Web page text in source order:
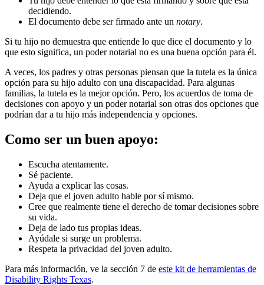
decidiendo.
El documento debe ser firmado ante un notary.
Si tu hijo no demuestra que entiende lo que dice el documento y lo
que esto significa, un poder notarial no es una buena opción para él.
A veces, los padres y otras personas piensan que la tutela es la única
opción para su hijo adulto con una discapacidad. Para algunas
familias, la tutela es la mejor opción. Pero, los acuerdos de toma de
decisiones con apoyo y un poder notarial son otras dos opciones que
podrían dar a tu hijo más independencia y opciones.
​​​​​​​Como ser un buen apoyo:
Escucha atentamente.
Sé paciente.
Ayuda a explicar las cosas.
Deja que el joven adulto hable por sí mismo.
Cree que realmente tiene el derecho de tomar decisiones sobre
su vida.
Deja de lado tus propias ideas.
Ayúdale si surge un problema.
Respeta la privacidad del joven adulto.
Para más información, ve la sección 7 de este kit de herramientas de
Disability Rights Texas.